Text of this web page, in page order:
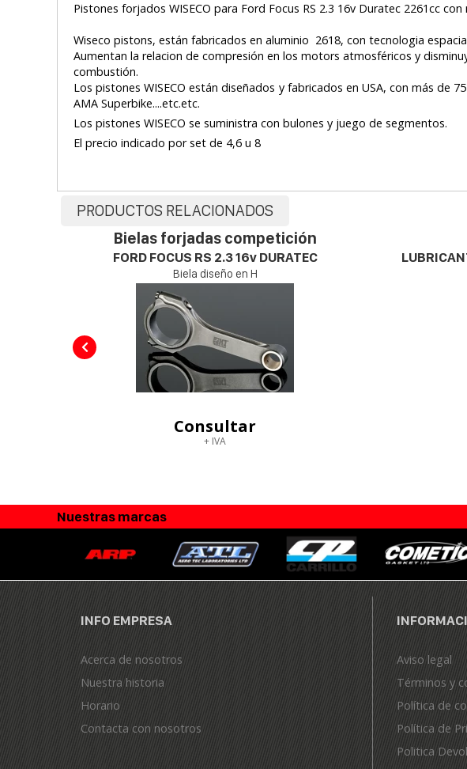
Pistones forjados WISECO para Ford Focus RS 2.3 16v Duratec 2261cc
Wiseco pistons, están fabricados en aluminio 2618, con tecnologia
Aumentan la relacion de compresión en los motors atmosféricos y
combustión.
Los pistones WISECO están diseñados y fabricados en USA, con más de
AMA Superbike....etc.etc.
Los pistones WISECO se suministra con bulones y juego de segmentos.
El precio indicado por set de 4,6 u 8
PRODUCTOS RELACIONADOS
Bielas forjadas competición
FORD FOCUS RS 2.3 16v DURATEC
Biela diseño en H
Consultar
+ IVA
Nuestras marcas
INFO EMPRESA
Acerca de nosotros
Nuestra historia
Horario
Contacta con nosotros
Aviso legal
Términos y
Política de
Política de
Politica